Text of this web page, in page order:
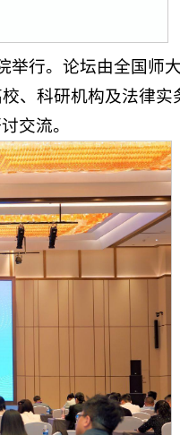
行。论坛由全国师大
、科研机构及法律实
交流。